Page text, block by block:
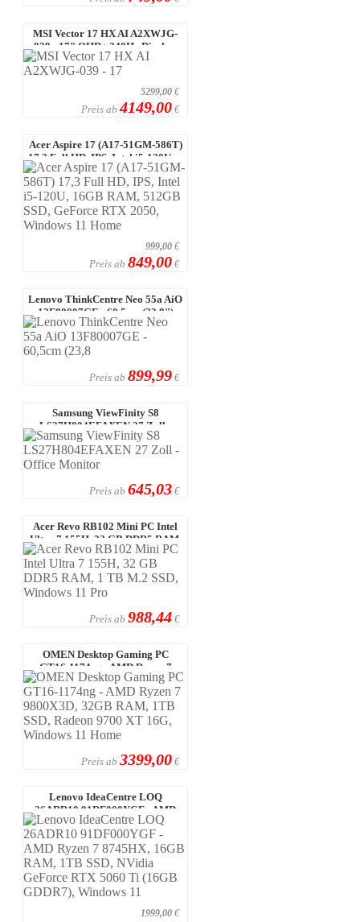
MSI Vector 17 HX AI A2XWJG-
039 - 17" QHD+ 240Hz Display,
Intel C ...
5299,00 €
Preis ab 4149,00 €
Acer Aspire 17 (A17-51GM-586T)
17,3 Full HD, IPS, Intel i5-120U, ...
999,00 €
Preis ab 849,00 €
Lenovo ThinkCentre Neo 55a AiO
13F80007GE - 60,5cm (23,8")
FHD-D ...
Preis ab 899,99 €
Samsung ViewFinity S8
LS27H804EFAXEN 27 Zoll -
Office Monitor
Preis ab 645,03 €
Acer Revo RB102 Mini PC Intel
Ultra 7 155H, 32 GB DDR5 RAM,
1 TB ...
Preis ab 988,44 €
OMEN Desktop Gaming PC
GT16-1174ng - AMD Ryzen 7
9800X3D, 32GB R ...
Preis ab 3399,00 €
Lenovo IdeaCentre LOQ
26ADR10 91DF000YGF - AMD
Ryzen 7 8745HX, 1 ...
1999,00 €